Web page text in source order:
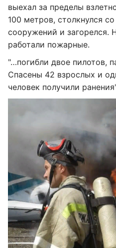
выехал за пределы
100 метров, столкнулся
сооружений и загорелся.
работали пожарные.
"…погибли двое пилотов,
Спасены 42 взрослых и
человек получили